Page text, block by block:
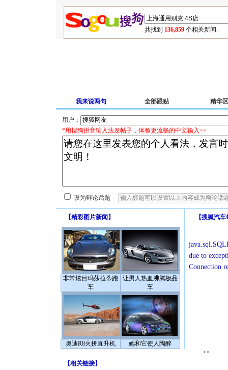
共找到 136,859 个相关新闻.
我来说两句 全部跟贴 精华区
用户：
*用搜狗拼音输入法发帖子，体验更流畅的中文输入>>
设为辩论话题
【精彩图片新闻 】
非常炫目玛莎拉蒂跑
车
让男人热血沸腾极品
车
奥迪R8火拼直升机 她和它使人陶醉
【搜狐汽车
due to
Connection
>>
【相关链接】